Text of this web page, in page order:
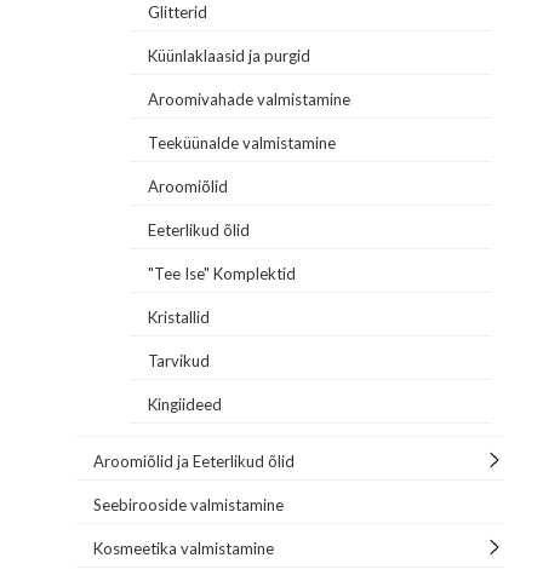
Glitterid
Küünlaklaasid ja purgid
Aroomivahade valmistamine
Teeküünalde valmistamine
Aroomiõlid
Eeterlikud õlid
"Tee Ise" Komplektid
Kristallid
Tarvikud
Kingiideed
Aroomiõlid ja Eeterlikud õlid
Seebirooside valmistamine
Kosmeetika valmistamine